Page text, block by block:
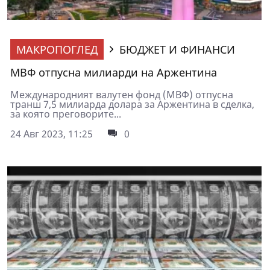
МАКРОПОГЛЕД
БЮДЖЕТ И ФИНАНСИ
МВФ отпусна милиарди на Аржентина
Международният валутен фонд (МВФ) отпусна
транш 7,5 милиарда долара за Аржентина в сделка,
за която преговорите...
24 Авг 2023, 11:25
0